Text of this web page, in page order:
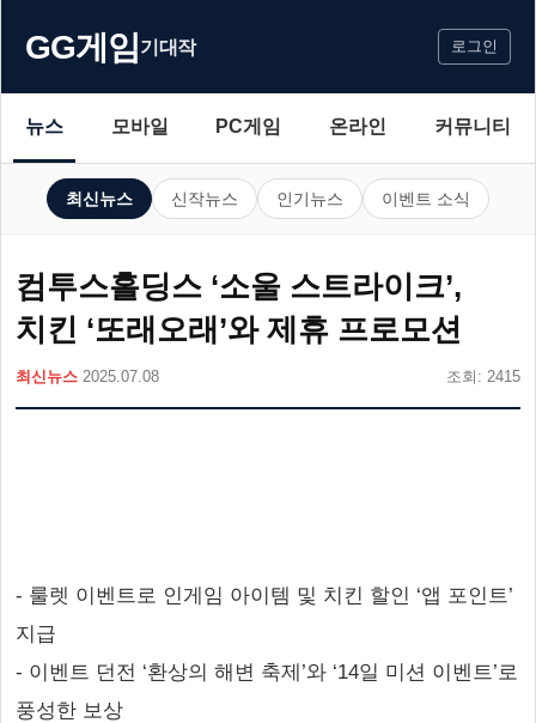
GG게임기대작 로그인
뉴스 모바일 PC게임 온라인 커뮤니티
최신뉴스 신작뉴스 인기뉴스 이벤트 소식
컴투스홀딩스 ‘소울 스트라이크’,
치킨 ‘또래오래’와 제휴 프로모션
최신뉴스 2025.07.08 조회: 2415
- 룰렛 이벤트로 인게임 아이템 및 치킨 할인 ‘앱 포인트’
지급
- 이벤트 던전 ‘환상의 해변 축제’와 ‘14일 미션 이벤트’로
풍성한 보상